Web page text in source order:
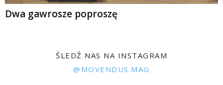
Dwa gawrosze poproszę
ŚLEDŹ NAS NA INSTAGRAM
@MOVENDUS.MAG